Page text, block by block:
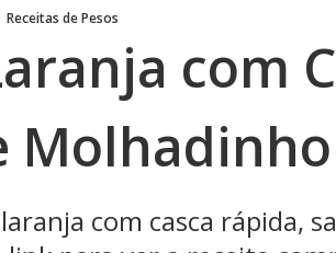
Receitas de Pesos
com
Molhadinho
com casca rápida,